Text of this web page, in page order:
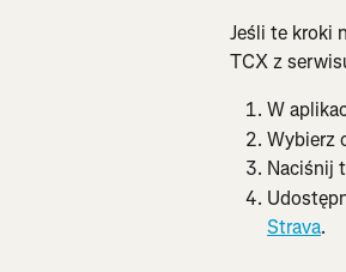
Jeśli te kroki
TCX z
W
Wybierz
Naciśnij
Strava.